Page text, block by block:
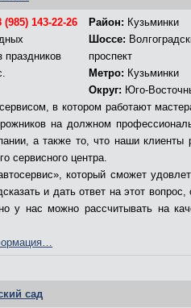
(985) 143-22-26
праздников
Район: Кузьминки
Шоссе:
проспект
Метро: Кузьминки
Округ: Юго-
в котором работают
на должном
а также то, что наши клиенты
сервисного центра.
который сможет
и дать ответ на этот вопрос,
у нас можно рассчитывать на
сад